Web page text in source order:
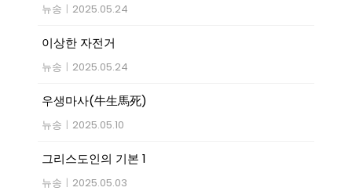
뉴송 | 2025.05.24
이상한 자전거
뉴송 | 2025.05.24
우생마사(牛生馬死)
뉴송 | 2025.05.10
그리스도인의 기본 1
뉴송 | 2025.05.03